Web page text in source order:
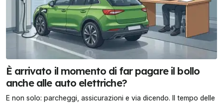
È arrivato il momento di far pagare il bollo
anche alle auto elettriche?
E non solo: parcheggi, assicurazioni e via dicendo. Il tempo delle